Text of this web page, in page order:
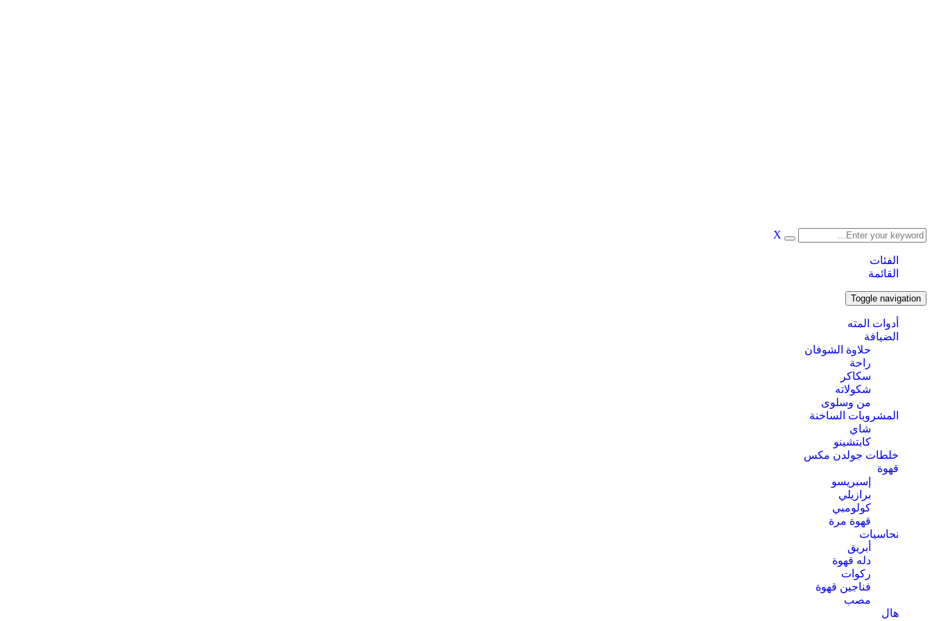
X
الفئات
القائمة
Toggle navigation
أدوات المته
الضيافة
حلاوة الشوفان
راحة
سكاكر
شكولاته
من وسلوى
المشروبات الساخنة
شاي
كابتشينو
خلطات جولدن مكس
قهوة
إسبريسو
برازيلي
كولومبي
قهوة مرة
نحاسيات
أبريق
‏دله قهوة
ركوات
فناجين قهوة
مصب
هال